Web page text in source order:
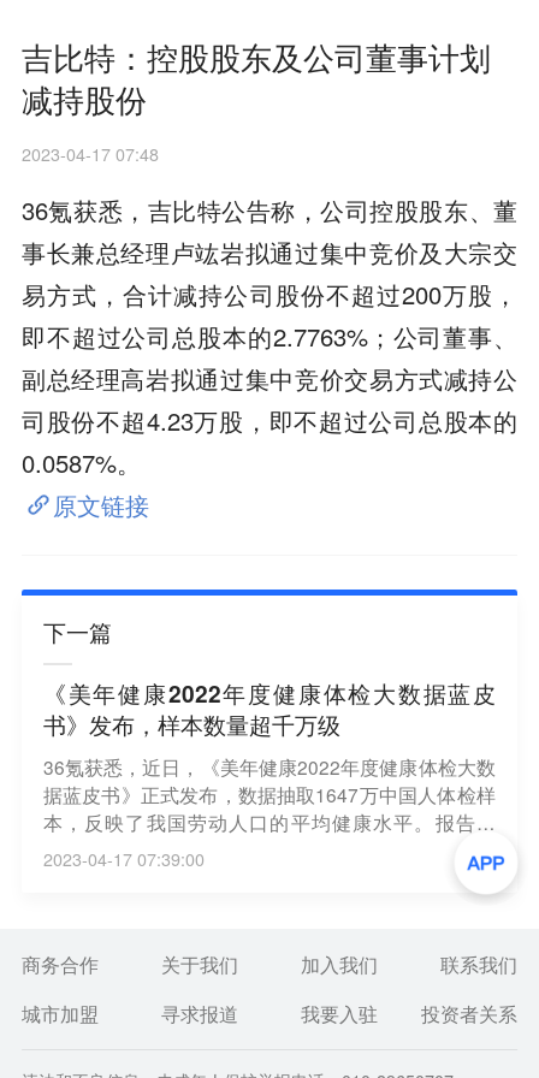
吉比特：控股股东及公司董事计划
减持股份
2023-04-17 07:48
36氪获悉，吉比特公告称，公司控股股东、董
事长兼总经理卢竑岩拟通过集中竞价及大宗交
易方式，合计减持公司股份不超过200万股，
即不超过公司总股本的2.7763%；公司董事、
副总经理高岩拟通过集中竞价交易方式减持公
司股份不超4.23万股，即不超过公司总股本的
0.0587%。
原文链接
下一篇
《美年健康2022年度健康体检大数据蓝皮
书》发布，样本数量超千万级
36氪获悉，近日，《美年健康2022年度健康体检大数
据蓝皮书》正式发布，数据抽取1647万中国人体检样
本，反映了我国劳动人口的平均健康水平。报告显
示，体检异常结果检出率前五名依次为：肺结节（5
4%）、超重肥胖（50%）、甲状腺结节（47%）、脂
肪肝（40%）、幽门螺旋杆菌感染（33%），也就是
节情况。
2023-04-17 07:39:00
商务合作 关于我们 加入我们
联系我们
城市加盟
寻求报道 我要入驻 投资者关系